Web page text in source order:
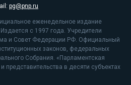
pg@pnp.ru
еженедельное издание
с 1997 года. Учредители
и Совет Федерации РФ. Официальный
законов, федеральных
Собрания. «Парламентская
представительства в десяти субъектах